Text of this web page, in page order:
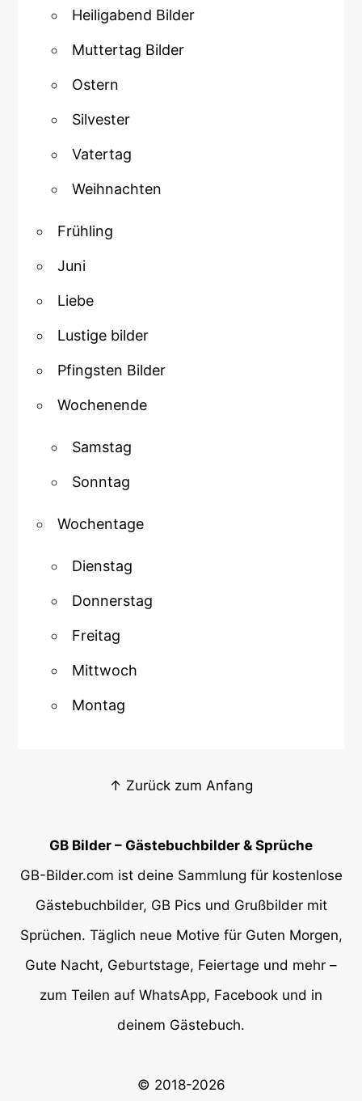
Heiligabend Bilder
Muttertag Bilder
Ostern
Silvester
Vatertag
Weihnachten
Frühling
Juni
Liebe
Lustige bilder
Pfingsten Bilder
Wochenende
Samstag
Sonntag
Wochentage
Dienstag
Donnerstag
Freitag
Mittwoch
Montag
↑ Zurück zum Anfang
GB Bilder – Gästebuchbilder & Sprüche
GB-Bilder.com ist deine Sammlung für kostenlose
Gästebuchbilder, GB Pics und Grußbilder mit
Sprüchen. Täglich neue Motive für Guten Morgen,
Gute Nacht, Geburtstage, Feiertage und mehr –
zum Teilen auf WhatsApp, Facebook und in
deinem Gästebuch.
© 2018-2026